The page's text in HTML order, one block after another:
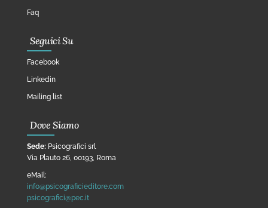
Faq
Seguici Su
Facebook
Linkedin
Mailing list
Dove Siamo
Sede: Psicografici srl
Via Plauto 26, 00193, Roma
eMail:
info@psicograficieditore.com
psicografici@pec.it